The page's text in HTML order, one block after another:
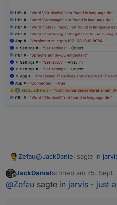
Zefau@JackDaniel sagte in
wäre es super wenn
Online
JackDanielschrieb am 25. Sept.
zuletzt editiert von
@Zefau sagte in jarvis - just